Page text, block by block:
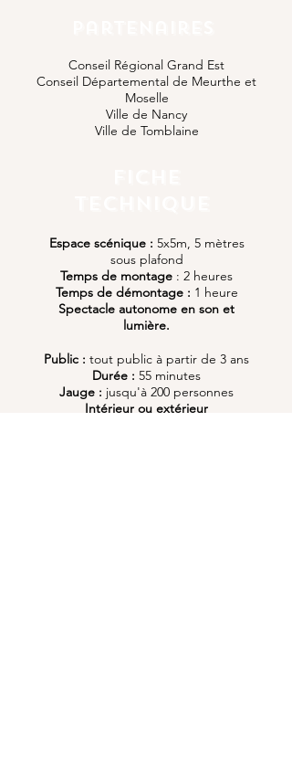
Conseil Régional Grand Est
Conseil Départemental de Meurthe et
Moselle
Ville de Nancy
Ville de Tomblaine
Espace scénique : 5x5m, 5 mètres
sous plafond
Temps de montage : 2 heures
Temps de démontage : 1 heure
Spectacle autonome en son et
lumière.
Public : tout public à partir de 3 ans
Durée : 55 minutes
Jauge : jusqu'à 200 personnes
Intérieur ou extérieur